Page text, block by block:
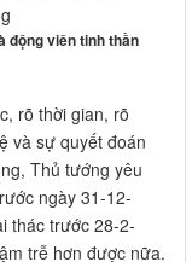
động viên tinh thần
rõ thời gian, rõ
và sự quyết đoán
Thủ tướng yêu
ngày 31-12-
thác trước 28-2-
trễ hơn được nữa.